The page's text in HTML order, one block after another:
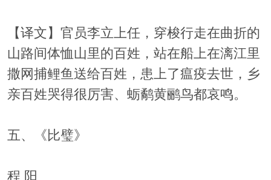
【译文】官员李立上任，穿梭行走在曲折的
山路间体恤山里的百姓，站在船上在漓江里
撒网捕鲤鱼送给百姓，患上了瘟疫去世，乡
亲百姓哭得很厉害、蛎鹬黄鹂鸟都哀鸣。
五、《比璧》
程 阳